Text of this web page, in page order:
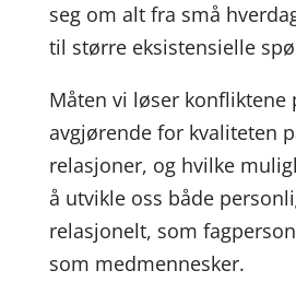
seg om alt fra små
til større eksistensielle
Måten vi løser konfliktene
avgjørende for kvaliteten
relasjoner, og hvilke
å utvikle oss både
relasjonelt, som
som medmennesker.